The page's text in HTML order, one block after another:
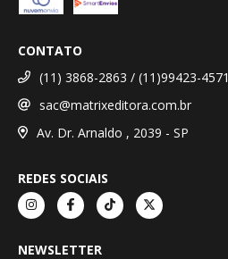
CONTATO
(11) 3868-2863 / (11)99423-4571
sac@matrixeditora.com.br
Av. Dr. Arnaldo , 2039 - SP
REDES SOCIAIS
NEWSLETTER